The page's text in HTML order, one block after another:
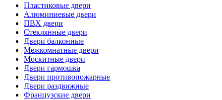
Пластиковые двери
Алюминиевые двери
ПВХ двери
Стеклянные двери
Двери балконные
Межкомнатные двери
Москитные двери
Двери гармошка
Двери противопожарные
Двери раздвижные
Французские двери